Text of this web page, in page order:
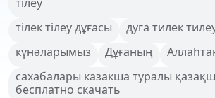
тілек тілеу дұғасы
дуга тилек
күнәларымыз
Дұғаның
сахабалары казакша туралы
бесплатно скачать